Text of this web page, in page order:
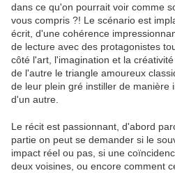
dans ce qu'on pourrait voir comme
vous compris ?! Le scénario est
écrit, d'une cohérence
de lecture avec des protagonistes
côté l'art, l'imagination et la
de l'autre le triangle amoureux
de leur plein gré instiller de manière
d'un autre.
Le récit est passionnant, d'abord
partie on peut se demander si le
impact réel ou pas, si une
deux voisines, ou encore comment